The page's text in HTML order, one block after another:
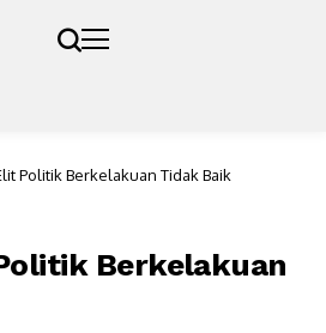
Politik Berkelakuan Tidak Baik
Berkelakuan